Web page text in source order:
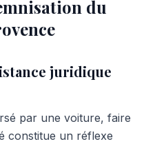
du
juridique
par une voiture, faire
constitue un réflexe